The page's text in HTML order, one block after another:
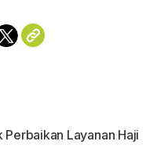
Perbaikan Layanan Haji